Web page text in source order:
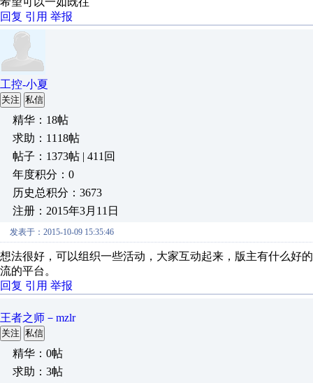
回复 引用 举报
工控-小夏
关注 私信
精华：18帖
求助：1118帖
帖子：1373帖 | 411回
年度积分：0
历史总积分：3673
注册：2015年3月11日
发表于：2015-10-09 15:35:46
想法很好，可以组织一些活动，大家互动起来，版主有什么好
流的平台。
回复 引用 举报
王者之师－mzlr
关注 私信
精华：0帖
求助：3帖